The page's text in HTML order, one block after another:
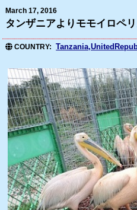
March 17, 2016
タンザニアよりモモイロペ
COUNTRY